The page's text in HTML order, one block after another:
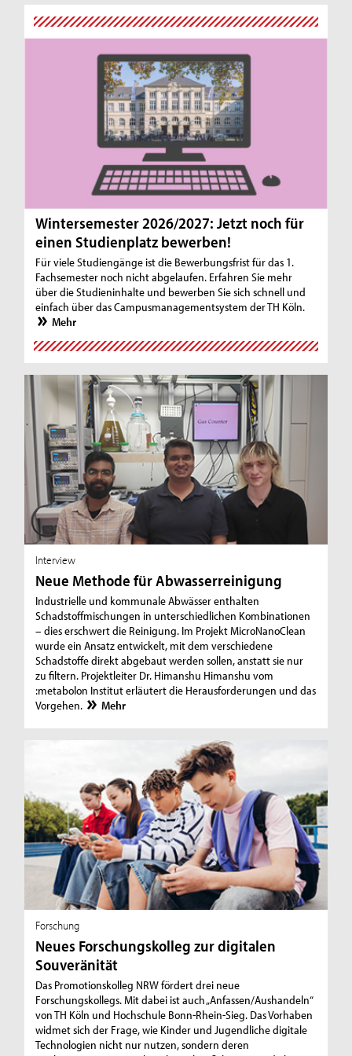
Wintersemester 2026/2027: Jetzt noch für
einen Studienplatz bewerben!
Für viele Studiengänge ist die Bewerbungsfrist für das 1.
Fachsemester noch nicht abgelaufen. Erfahren Sie mehr
über die Studieninhalte und bewerben Sie sich schnell und
einfach über das Campusmanagementsystem der TH Köln.
Mehr
Interview
Neue Methode für Abwasserreinigung
Industrielle und kommunale Abwässer enthalten
Schadstoffmischungen in unterschiedlichen Kombinationen
– dies erschwert die Reinigung. Im Projekt MicroNanoClean
wurde ein Ansatz entwickelt, mit dem verschiedene
Schadstoffe direkt abgebaut werden sollen, anstatt sie nur
zu filtern. Projektleiter Dr. Himanshu Himanshu vom
:metabolon Institut erläutert die Herausforderungen und das
Vorgehen.
Mehr
Forschung
Neues Forschungskolleg zur digitalen
Souveränität
Das Promotionskolleg NRW fördert drei neue
Forschungskollegs. Mit dabei ist auch „Anfassen/Aushandeln“
von TH Köln und Hochschule Bonn-Rhein-Sieg. Das Vorhaben
widmet sich der Frage, wie Kinder und Jugendliche digitale
Technologien nicht nur nutzen, sondern deren